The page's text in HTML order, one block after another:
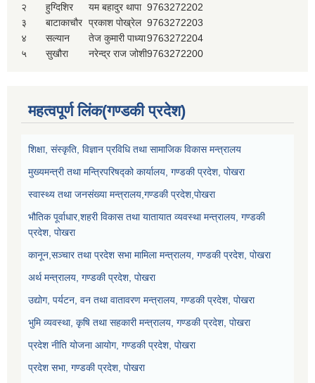
२
हुग्दिशिर यम बहादुर थापा 9763272202
३
बाटाकाचौर प्रकाश पोख्रेल 9763272203
४
सल्यान तेज कुमारी पाध्या9763272204
५
सुखौरा नरेन्द्र राज जोशी9763272200
महत्वपूर्ण लिंक(गण्डकी प्रदेश)
शिक्षा, संस्कृति, विज्ञान प्रविधि तथा सामाजिक विकास मन्त्रालय
मुख्यमन्त्री तथा मन्त्रिपरिषद्को कार्यालय, गण्डकी प्रदेश, पोखरा
स्वास्थ्य तथा जनसंख्या मन्त्रालय,गण्डकी प्रदेश,पोखरा
भौतिक पूर्वाधार,शहरी विकास तथा यातायात व्यवस्था मन्त्रालय, गण्डकी
प्रदेश, पोखरा
कानून,सञ्चार तथा प्रदेश सभा मामिला मन्त्रालय, गण्डकी प्रदेश, पोखरा
अर्थ मन्त्रालय, गण्डकी प्रदेश, पोखरा
उद्योग, पर्यटन, वन तथा वातावरण मन्त्रालय, गण्डकी प्रदेश, पोखरा
भुमि व्यवस्था, कृषि तथा सहकारी मन्त्रालय, गण्डकी प्रदेश, पोखरा
प्रदेश नीति योजना आयोग, गण्डकी प्रदेश, पोखरा
प्रदेश सभा, गण्डकी प्रदेश, पोखरा